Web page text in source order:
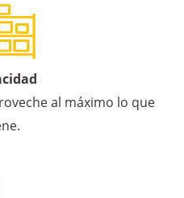
al máximo lo que